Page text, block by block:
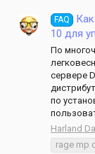
FAQ
10 для
По
сервере
по
Harland
rage mp